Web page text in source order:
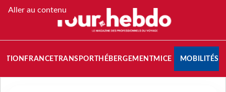
Aller au contenu
FRANCETRANSPORT HÉBERGEMENTMICE MOBILITÉS